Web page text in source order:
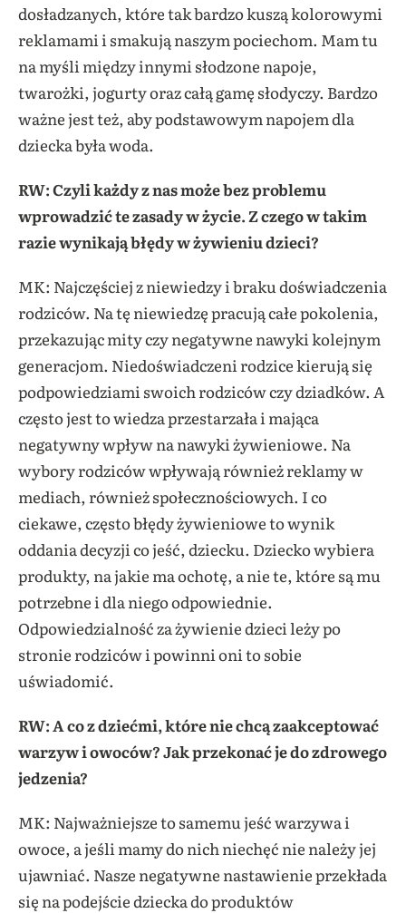
dosładzanych, które tak bardzo kuszą kolorowymi
reklamami i smakują naszym pociechom. Mam tu
na myśli między innymi słodzone napoje,
twarożki, jogurty oraz całą gamę słodyczy. Bardzo
ważne jest też, aby podstawowym napojem dla
dziecka była woda.
RW: Czyli każdy z nas może bez problemu
wprowadzić te zasady w życie. Z czego w takim
razie wynikają błędy w żywieniu dzieci?
MK: Najczęściej z niewiedzy i braku doświadczenia
rodziców. Na tę niewiedzę pracują całe pokolenia,
przekazując mity czy negatywne nawyki kolejnym
generacjom. Niedoświadczeni rodzice kierują się
podpowiedziami swoich rodziców czy dziadków. A
często jest to wiedza przestarzała i mająca
negatywny wpływ na nawyki żywieniowe. Na
wybory rodziców wpływają również reklamy w
mediach, również społecznościowych. I co
ciekawe, często błędy żywieniowe to wynik
oddania decyzji co jeść, dziecku. Dziecko wybiera
produkty, na jakie ma ochotę, a nie te, które są mu
potrzebne i dla niego odpowiednie.
Odpowiedzialność za żywienie dzieci leży po
stronie rodziców i powinni oni to sobie
uświadomić.
RW: A co z dziećmi, które nie chcą zaakceptować
warzyw i owoców? Jak przekonać je do zdrowego
jedzenia?
MK: Najważniejsze to samemu jeść warzywa i
owoce, a jeśli mamy do nich niechęć nie należy jej
ujawniać. Nasze negatywne nastawienie przekłada
się na podejście dziecka do produktów